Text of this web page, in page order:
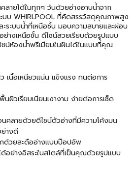
ลายได้ในทุกๆ วันด้วยอ่างอาบน้ำจาก
บบ WHIRLPOOL ที่คัดสรรวัสดุคุณภาพสูง
ระบบน้ำที่เหนือชั้น มอบความสบายและผ่อน
ย่างเหนือชั้น ดีไซน์สวยเรียบด้วยรูปแบบ
น์ห้องน้ำพรีเมียมในฝันได้ในแบบที่คุณ
เนื้อเหนียวแน่น แข็งแรง ทนต่อการ
ผิวเรียบเนียนเงางาม ง่ายต่อการเช็ด
นคลายด้วยดีไซน์ตัวอ่างที่มีความโค้งมน
ย่างดี
กด้วยสะดืออ่างแบบป๊อปอัพ
อย่างอิสระในสไตล์ที่เป็นคุณด้วยรูปแบบ